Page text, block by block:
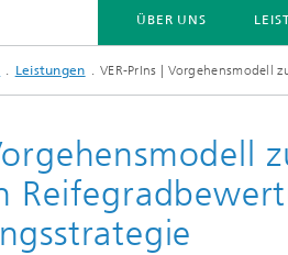
ÜBER UNS
Leistungen VER-PrIns |